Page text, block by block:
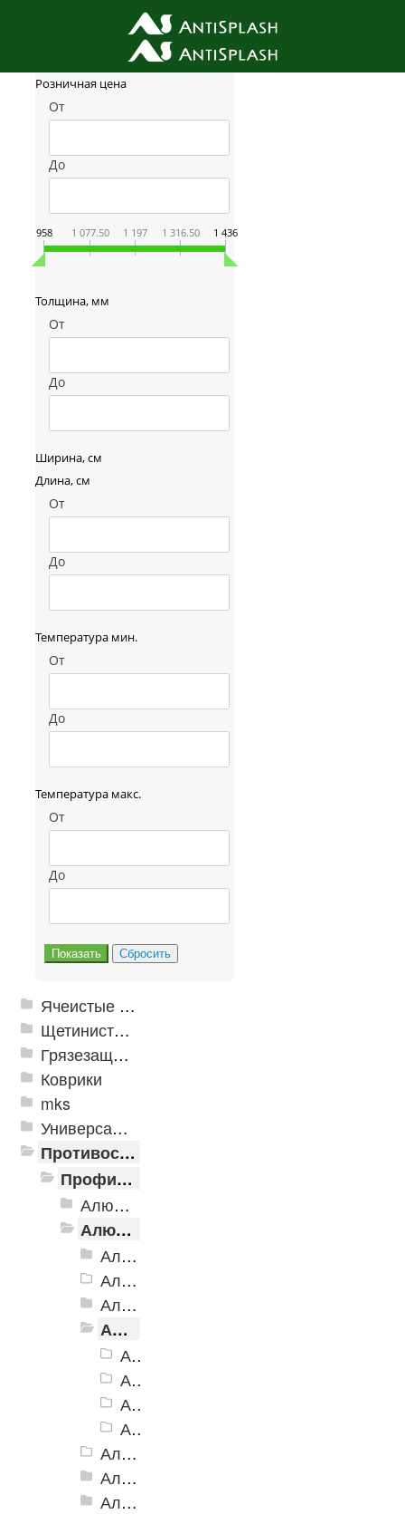
Фильтр товаров
Розничная цена
От
До
958 1 077.50 1 197 1 316.50 1 436
Толщина, мм
От
До
Ширина, см
Длина, см
От
До
Температура мин.
От
До
Температура макс.
От
До
Ячеистые грязезащитные покрытия
Щетинистые покрытия
Грязезащитные, влаговпитывающие покрытия
Коврики
mks
Универсальные модульные покрытия
Противоскользящая защита для лестниц, профили, ленты
Профили алюминиевые с резиновой вставкой
Алюминиевая полоса с резиновыми вставками
Алюминиевый угол-порог с резиновой вставкой
Алюминиевый угол-порог АУ-38, 38x20 мм
Алюминиевый угол-порог АУ-42 Евро, 2500мм
Алюминиевый угол-порог АУ-42, 42x23 мм
Алюминиевый угол-порог АУ-42 (на клеевой основе)
Алюминиевый угол-порог АУ-42 (на клеевой основе), 42x23 мм, алюминий
Алюминиевый угол-порог АУ-42 (на клеевой основе), 42x23 мм, желтый
Алюминиевый угол-порог АУ-42 (на клеевой основе), 42x23 мм, коричневый
Алюминиевый угол-порог АУ-42 (на клеевой основе), 42x23 мм, серый
Алюминиевый угол-порог АУ-50 Евро, 2500мм
Алюминиевый угол-порог АУ-50 премиум
Алюминиевый угол-порог с двойной резиновой вставкой АУ-68